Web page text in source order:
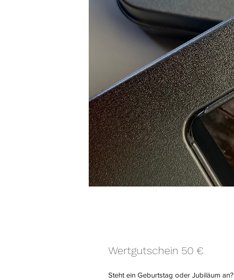
Wertgutschein 50 €
Steht ein Geburtstag oder Jubiläum an?